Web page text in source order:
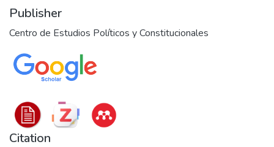
Publisher
Centro de Estudios Políticos y Constitucionales
Citation